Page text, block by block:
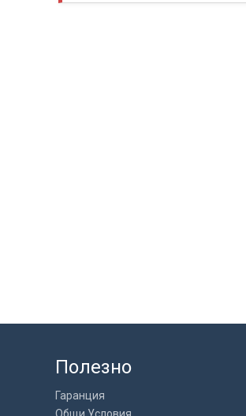
Полезно
Гаранция